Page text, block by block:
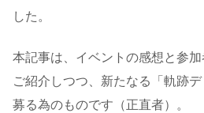
した。
本記事は、イベントの感想と参
ご紹介しつつ、新たなる「軌跡
募る為のものです（正直者）。